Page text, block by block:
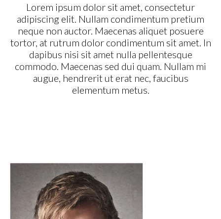
Lorem ipsum dolor sit amet, consectetur
adipiscing elit. Nullam condimentum pretium
neque non auctor. Maecenas aliquet posuere
tortor, at rutrum dolor condimentum sit amet. In
dapibus nisi sit amet nulla pellentesque
commodo. Maecenas sed dui quam. Nullam mi
augue, hendrerit ut erat nec, faucibus
elementum metus.